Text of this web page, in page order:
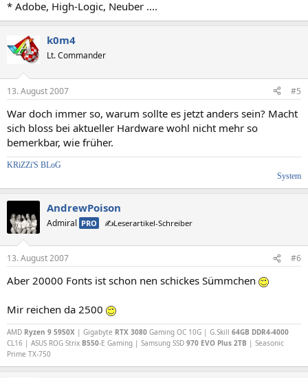
* Adobe, High-Logic, Neuber ....
k0m4
Lt. Commander
13. August 2007 #5
War doch immer so, warum sollte es jetzt anders sein? Macht
sich bloss bei aktueller Hardware wohl nicht mehr so
bemerkbar, wie früher.
KRiZZi'S BLoG
System
AndrewPoison
Admiral PRO ✍️Leserartikel-Schreiber
13. August 2007 #6
Aber 20000 Fonts ist schon nen schickes Sümmchen
Mir reichen da 2500
AMD Ryzen 9 5950X | Gigabyte RTX 3080 Gaming OC 10G | G.Skill 64GB DDR4-4000
CL16 | ASUS ROG Strix B550-E Gaming | Samsung SSD 970 EVO Plus 2TB | Seasonic
Prime TX-750